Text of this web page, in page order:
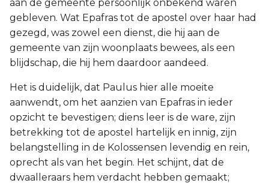
aan de gemeente persoonlijk onbekend waren
gebleven. Wat Epafras tot de apostel over haar had
gezegd, was zowel een dienst, die hij aan de
gemeente van zijn woonplaats bewees, als een
blijdschap, die hij hem daardoor aandeed.
Het is duidelijk, dat Paulus hier alle moeite
aanwendt, om het aanzien van Epafras in ieder
opzicht te bevestigen; diens leer is de ware, zijn
betrekking tot de apostel hartelijk en innig, zijn
belangstelling in de Kolossensen levendig en rein,
oprecht als van het begin. Het schijnt, dat de
dwaalleraars hem verdacht hebben gemaakt;